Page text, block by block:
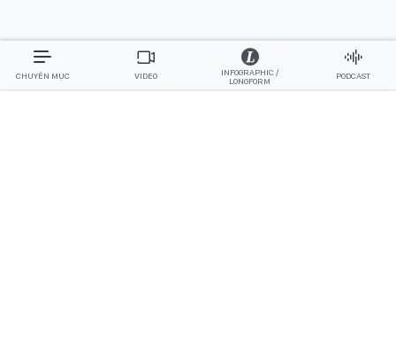
CHUYÊN MỤC VIDEO
INFOGRAPHIC /
LONGFORM
PODCAST